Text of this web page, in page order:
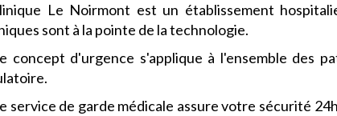
Le Noirmont est un établissement
sont à la pointe de la technologie.
concept d'urgence s'applique à l'ensemble des
service de garde médicale assure votre sécurité